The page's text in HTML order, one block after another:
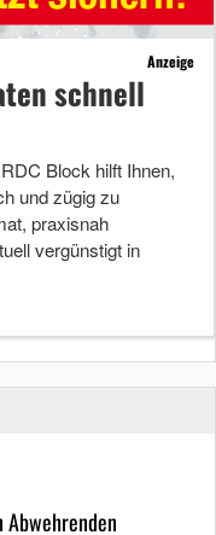
Anzeige
schnell
Block hilft Ihnen,
und zügig zu
praxisnah
vergünstigt in